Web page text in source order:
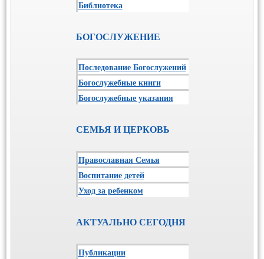
Библиотека
БОГОСЛУЖЕНИЕ
Последование Богослужений
Богослужебные книги
Богослужебные указания
СЕМЬЯ И ЦЕРКОВЬ
Православная Семья
Воспитание детей
Уход за ребенком
АКТУАЛЬНО СЕГОДНЯ
Публикации